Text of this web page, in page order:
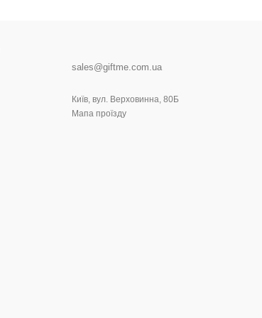
sales@giftme.com.ua
Київ, вул. Верховинна, 80Б
Мапа проїзду